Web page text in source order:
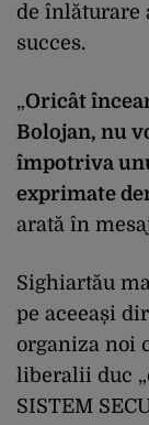
de înlăturare
succes.
„Oricât
Bolojan, nu
împotriva
exprimate
arată în
Sighiartău
pe aceeași
organiza noi
liberalii duc
SISTEM